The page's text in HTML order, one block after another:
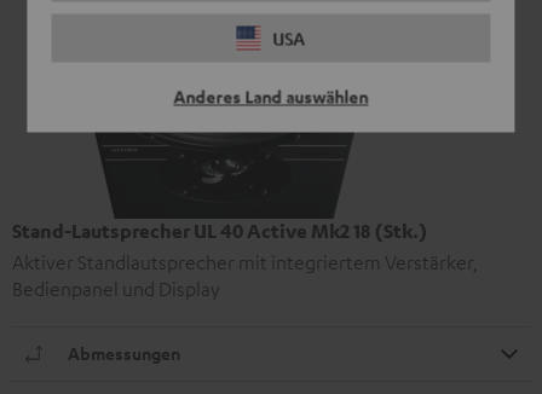
USA
Anderes Land auswählen
Stand-Lautsprecher UL 40 Active Mk2 18 (Stk.)
Aktiver Standlautsprecher mit integriertem Verstärker,
Bedienpanel und Display
Abmessungen